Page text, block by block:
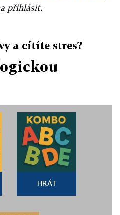
přihlásit.
a cítíte stres?
HRÁT